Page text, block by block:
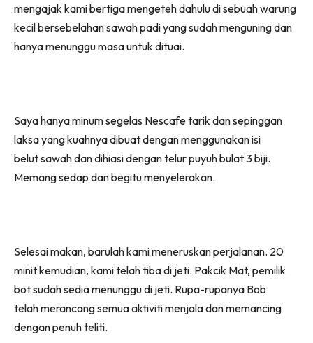
mengajak kami bertiga mengeteh dahulu di sebuah warung
kecil bersebelahan sawah padi yang sudah menguning dan
hanya menunggu masa untuk dituai.
Saya hanya minum segelas Nescafe tarik dan sepinggan
laksa yang kuahnya dibuat dengan menggunakan isi
belut sawah dan dihiasi dengan telur puyuh bulat 3 biji.
Memang sedap dan begitu menyelerakan.
Selesai makan, barulah kami meneruskan perjalanan. 20
minit kemudian, kami telah tiba di jeti. Pakcik Mat, pemilik
bot sudah sedia menunggu di jeti. Rupa-rupanya Bob
telah merancang semua aktiviti menjala dan memancing
dengan penuh teliti.